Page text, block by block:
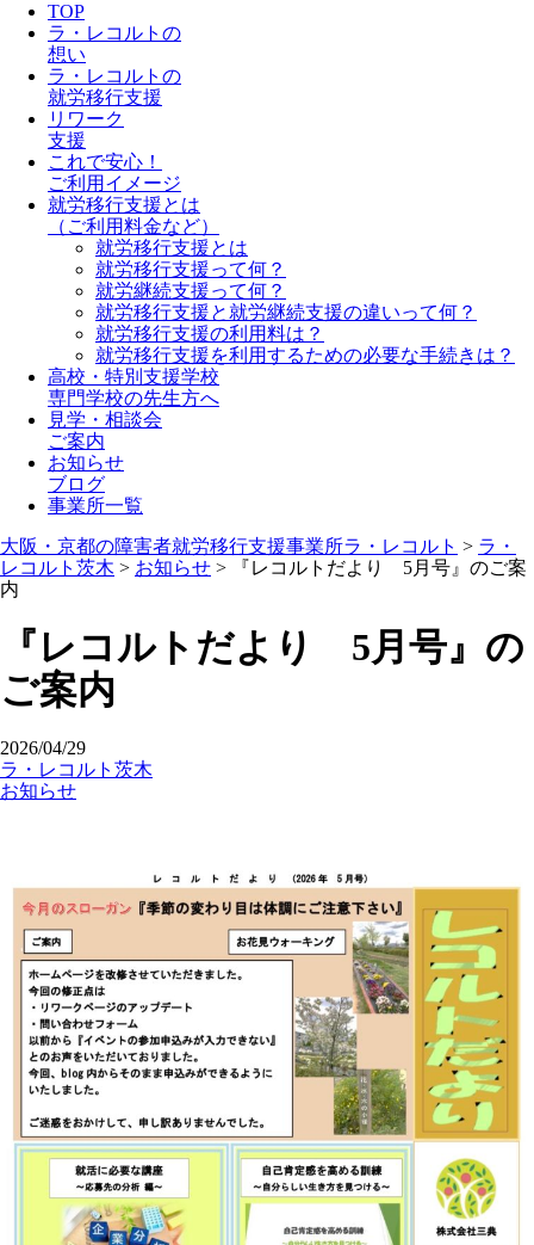
TOP
ラ・レコルトの
想い
ラ・レコルトの
就労移行支援
リワーク
支援
これで安心！
ご利用イメージ
就労移行支援とは
（ご利用料金など）
就労移行支援とは
就労移行支援って何？
就労継続支援って何？
就労移行支援と就労継続支援の違いって何？
就労移行支援の利用料は？
就労移行支援を利用するための必要な手続きは？
高校・特別支援学校
専門学校の先生方へ
見学・相談会
ご案内
お知らせ
ブログ
事業所一覧
大阪・京都の障害者就労移行支援事業所ラ・レコルト > ラ・
レコルト茨木 > お知らせ >
『レコルトだより 5月号』のご案
内
『レコルトだより 5月号』の
ご案内
2026/04/29
ラ・レコルト茨木
お知らせ